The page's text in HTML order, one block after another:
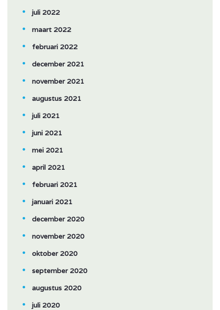
juli 2022
maart 2022
februari 2022
december 2021
november 2021
augustus 2021
juli 2021
juni 2021
mei 2021
april 2021
februari 2021
januari 2021
december 2020
november 2020
oktober 2020
september 2020
augustus 2020
juli 2020